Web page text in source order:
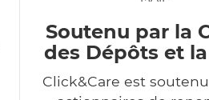
Soutenu par la
des Dépôts et
Click&Care est